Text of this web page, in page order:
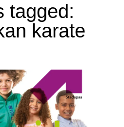
tagged:
karate